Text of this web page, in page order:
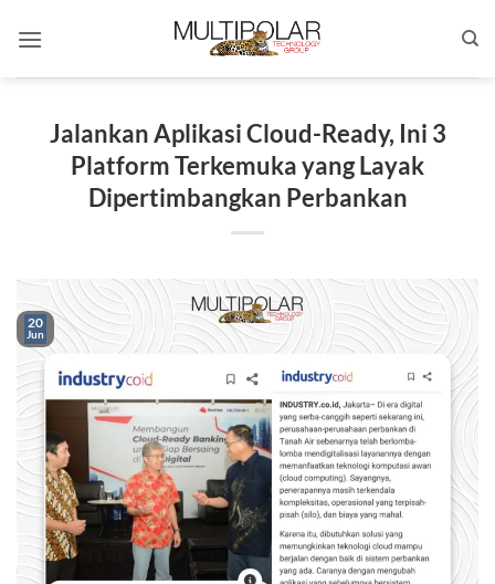
Jalankan Aplikasi Cloud-Ready, Ini 3
Platform Terkemuka yang Layak
Dipertimbangkan Perbankan
20
Jun